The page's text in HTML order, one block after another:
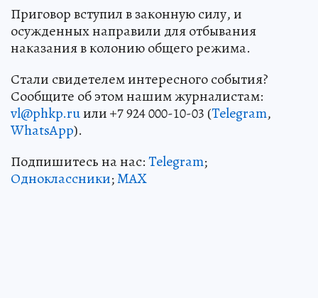
Приговор вступил в законную силу, и
осужденных направили для отбывания
наказания в колонию общего режима.
Стали свидетелем интересного события?
Сообщите об этом нашим журналистам:
vl@phkp.ruили +7 924 000-10-03 (Telegram,
WhatsApp).
Подпишитесь на нас:Telegram;
Одноклассники;MAX